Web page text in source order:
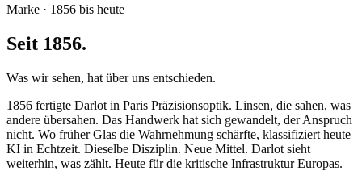
Marke · 1856 bis heute
Seit 1856.
Was wir sehen, hat über uns entschieden.
1856 fertigte Darlot in Paris Präzisionsoptik. Linsen, die sahen, was
andere übersahen. Das Handwerk hat sich gewandelt, der Anspruch
nicht. Wo früher Glas die Wahrnehmung schärfte, klassifiziert heute
KI in Echtzeit. Dieselbe Disziplin. Neue Mittel. Darlot sieht
weiterhin, was zählt. Heute für die kritische Infrastruktur Europas.